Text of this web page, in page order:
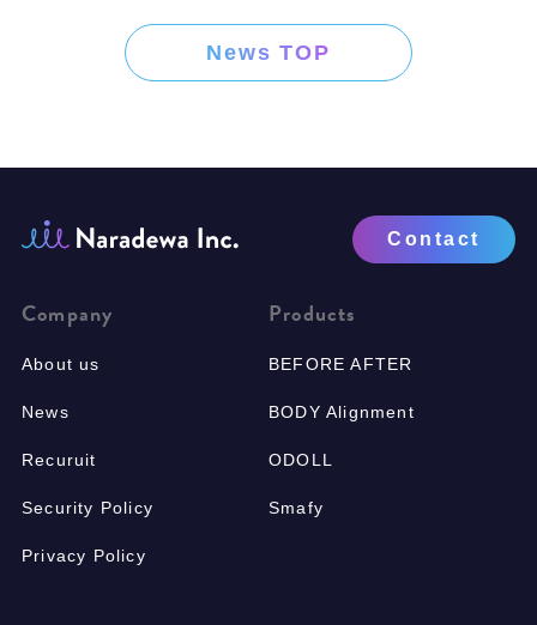
News TOP
Contact
Company
About us
News
Recuruit
Security Policy
Privacy Policy
Products
BEFORE AFTER
BODY Alignment
ODOLL
Smafy